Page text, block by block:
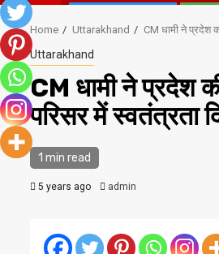
Home Uttarakhand CM धामी ने प्रदेश
Uttarakhand
CM धामी ने प्रदेश
परिसर में स्वतंत्रता
1 min read
5 years ago admin